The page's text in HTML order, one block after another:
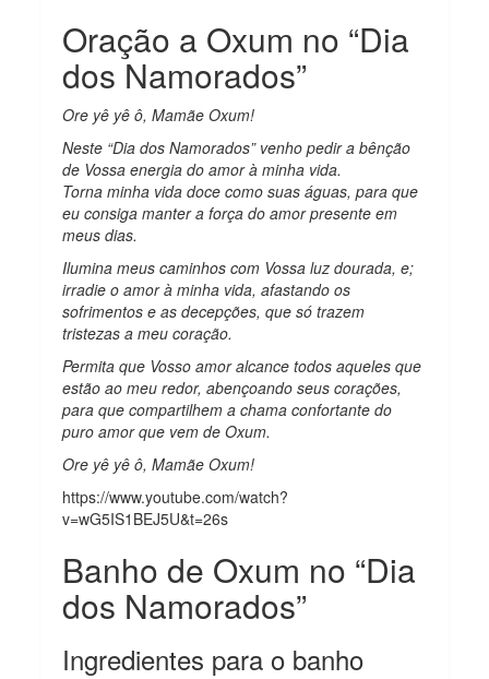
Oração a Oxum no “Dia
dos Namorados”
Ore yê yê ô, Mamãe Oxum!
Neste “Dia dos Namorados” venho pedir a bênção
de Vossa energia do amor à minha vida.
Torna minha vida doce como suas águas, para que
eu consiga manter a força do amor presente em
meus dias.
Ilumina meus caminhos com Vossa luz dourada, e;
irradie o amor à minha vida, afastando os
sofrimentos e as decepções, que só trazem
tristezas a meu coração.
Permita que Vosso amor alcance todos aqueles que
estão ao meu redor, abençoando seus corações,
para que compartilhem a chama confortante do
puro amor que vem de Oxum.
Ore yê yê ô, Mamãe Oxum!
https://www.youtube.com/watch?
v=wG5IS1BEJ5U&t=26s
Banho de Oxum no “Dia
dos Namorados”
Ingredientes para o banho